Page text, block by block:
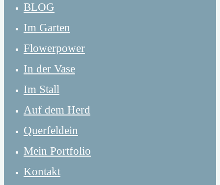
BLOG
Im Garten
Flowerpower
In der Vase
Im Stall
Auf dem Herd
Querfeldein
Mein Portfolio
Kontakt